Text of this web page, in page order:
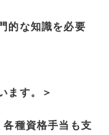
的な知識を必要
ます。＞
各種資格手当も支